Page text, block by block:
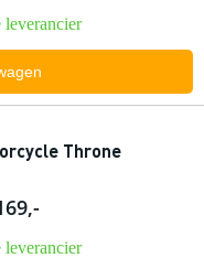
Throne